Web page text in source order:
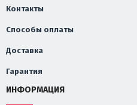
Контакты
Способы оплаты
Доставка
Гарантия
ИНФОРМАЦИЯ